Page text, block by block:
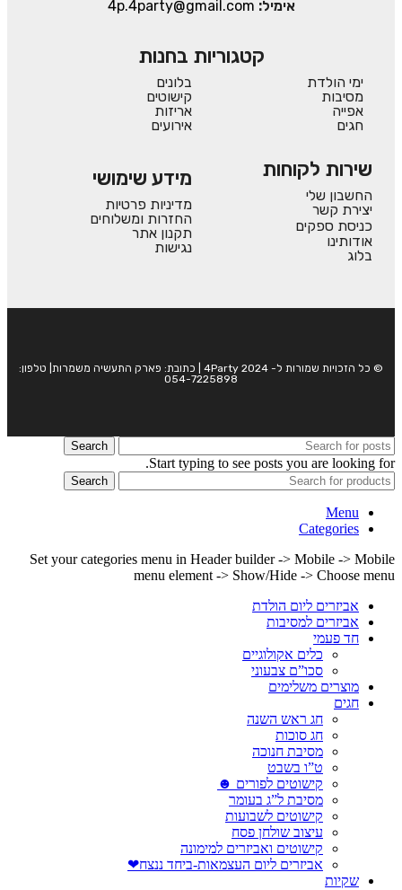
אימיל: 4p.4party@gmail.com
קטגוריות בחנות
ימי הולדת
מסיבות
אפייה
חגים
בלונים
קישוטים
אריזות
אירועים
שירות לקוחות
החשבון שלי
יצירת קשר
כניסת ספקים
אודותינו
בלוג
מידע שימושי
מדיניות פרטיות
החזרות ומשלוחים
תקנון אתר
נגישות
© כל הזכויות שמורות ל- 4Party 2024 | כתובת: פארק התעשיה משמרות| טלפון:
054-7225898
Search
Start typing to see posts you are looking for.
Search
Menu
Categories
Set your categories menu in Header builder -> Mobile -> Mobile
menu element -> Show/Hide -> Choose menu
אביזרים ליום הולדת
אביזרים למסיבות
חד פעמי
כלים אקולוגיים
סכו”ם צבעוני
מוצרים משלימים
חגים
חג ראש השנה
חג סוכות
מסיבת חנוכה
ט”ו בשבט
קישוטים לפורים ☻
מסיבת ל”ג בעומר
קישוטים לשבועות
עיצוב שולחן פסח
קישוטים ואביזרים למימונה
אביזרים ליום העצמאות-ביחד ננצח❤
שקיות